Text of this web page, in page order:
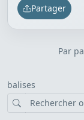
Partager
Par
balises